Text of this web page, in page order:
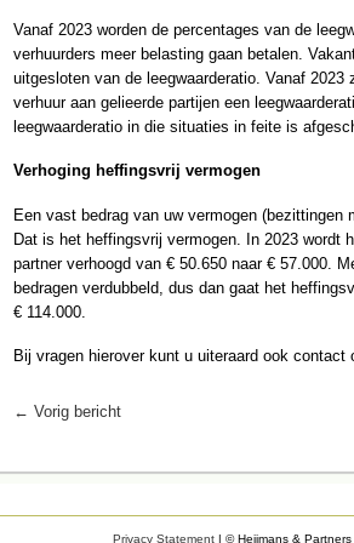
Vanaf 2023 worden de percentages van de
verhuurders meer belasting gaan betalen.
uitgesloten van de leegwaarderatio. Vanaf
verhuur aan gelieerde partijen een
leegwaarderatio in die situaties in feite is
Verhoging heffingsvrij vermogen
Een vast bedrag van uw vermogen (bezittingen
Dat is het heffingsvrij vermogen. In 2023 wordt
partner verhoogd van € 50.650 naar € 57.000.
bedragen verdubbeld, dus dan gaat het
€ 114.000.
Bij vragen hierover kunt u uiteraard ook
← Vorig bericht
Privacy Statement | © Heijmans &